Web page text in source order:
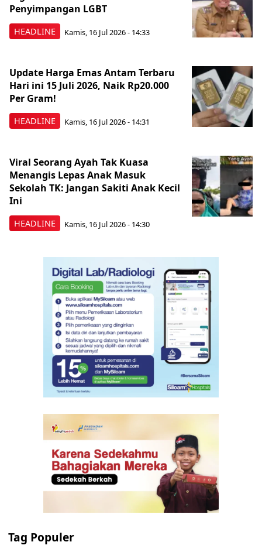
HEADLINE
Penyimpangan LGBT
Kamis, 16 Jul 2026 - 14:33
HEADLINE
Update Harga Emas Antam Terbaru
Hari ini 15 Juli 2026, Naik Rp20.000
Per Gram!
Kamis, 16 Jul 2026 - 14:31
HEADLINE
Viral Seorang Ayah Tak Kuasa
Menangis Lepas Anak Masuk
Sekolah TK: Jangan Sakiti Anak Kecil
Ini
Kamis, 16 Jul 2026 - 14:30
Tag Populer